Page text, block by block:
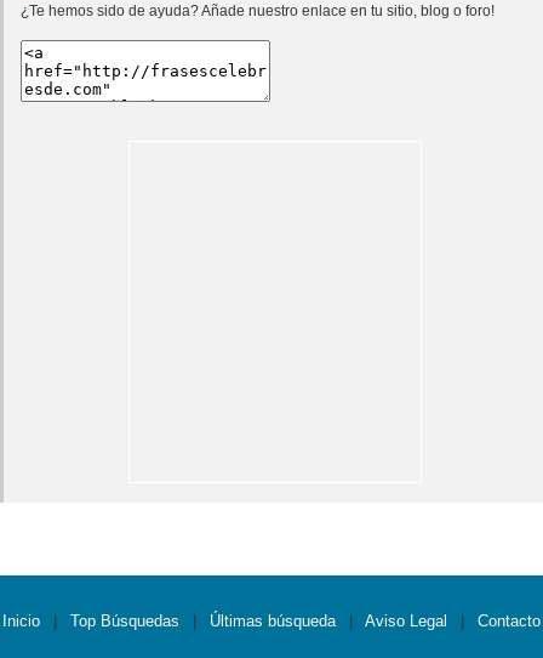
¿Te hemos sido de ayuda? Añade nuestro enlace en tu sitio, blog o foro!
Inicio Top Búsquedas Últimas búsqueda Aviso Legal Contacto